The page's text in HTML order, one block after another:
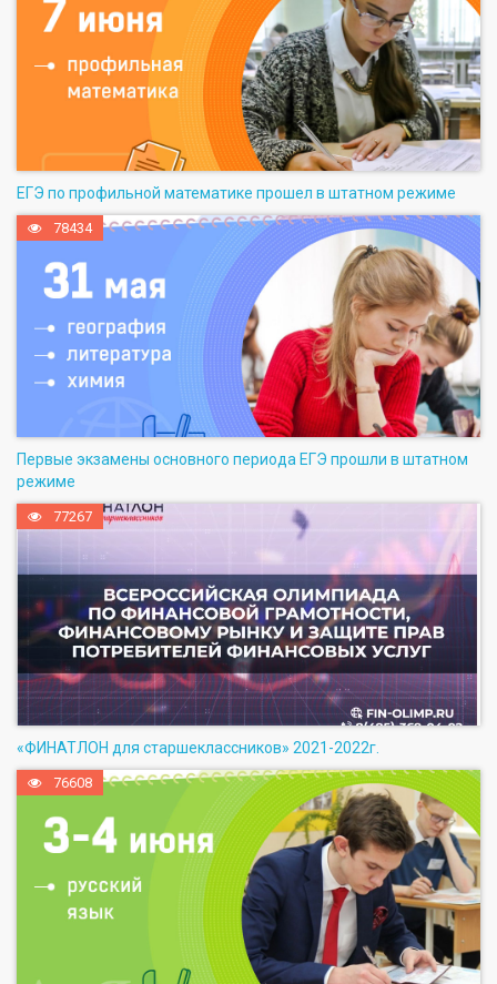
ЕГЭ по профильной математике прошел в штатном режиме
78434
Первые экзамены основного периода ЕГЭ прошли в штатном
режиме
77267
«ФИНАТЛОН для старшеклассников» 2021-2022г.
76608